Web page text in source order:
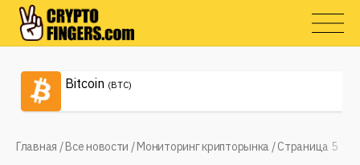
Bitcoin (BTC)
Главная /Все новости /Мониторинг крипторынка /Страница 5